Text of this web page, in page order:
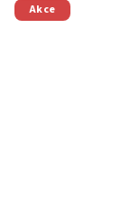
Akce